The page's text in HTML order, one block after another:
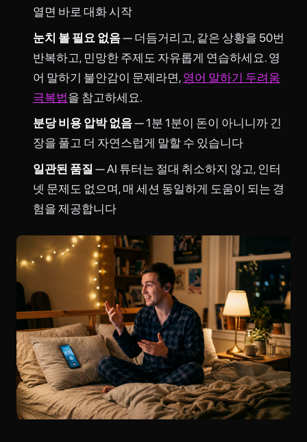
열면 바로 대화 시작
눈치 볼 필요 없음— 더듬거리고, 같은 상황을 50번
반복하고, 민망한 주제도 자유롭게 연습하세요. 영
어 말하기 불안감이 문제라면, 영어 말하기 두려움
극복법을 참고하세요.
분당 비용 압박 없음— 1분 1분이 돈이 아니니까 긴
장을 풀고 더 자연스럽게 말할 수 있습니다
일관된 품질 — AI 튜터는 절대 취소하지 않고, 인터
넷 문제도 없으며, 매 세션 동일하게 도움이 되는 경
험을 제공합니다